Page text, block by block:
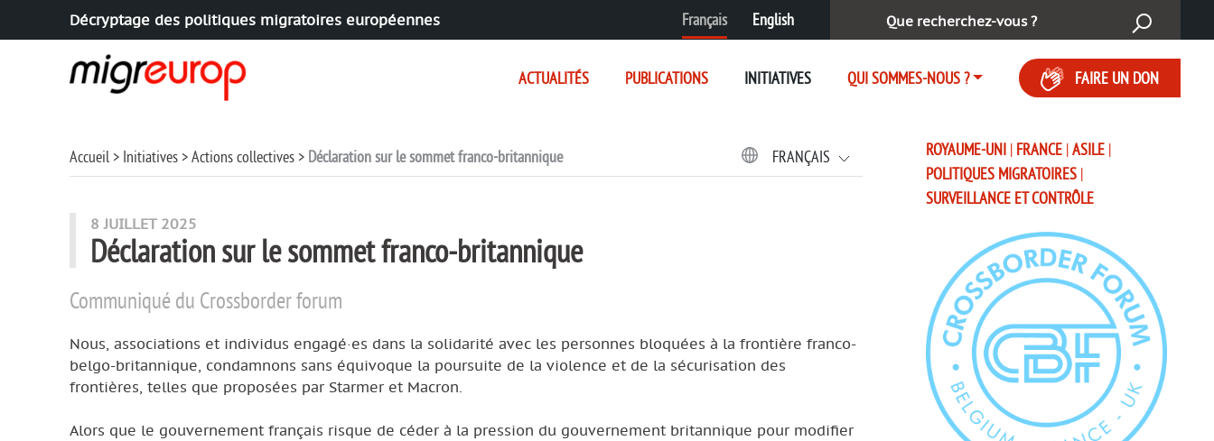
Aller à la navigation
Aller au contenu
Français English
Décryptage des politiques migratoires européennes
ACTUALITÉS PUBLICATIONS INITIATIVES QUI SOMMES-NOUS ? FAIRE UN DON
Rechercher :
Accueil Initiatives Actions collectives Déclaration sur le sommet franco-britannique FRANÇAIS
8 JUILLET 2025
Déclaration sur le sommet franco-britannique
Communiqué du Crossborder forum
Nous, associations et individus engagé·es dans la solidarité avec les personnes bloquées à la frontière franco-
belgo-britannique, condamnons sans équivoque la poursuite de la violence et de la sécurisation des
frontières, telles que proposées par Starmer et Macron.
Alors que le gouvernement français risque de céder à la pression du gouvernement britannique pour modifier
ROYAUME-UNI | FRANCE |ASILE |
POLITIQUES MIGRATOIRES |
SURVEILLANCE ET CONTRÔLE